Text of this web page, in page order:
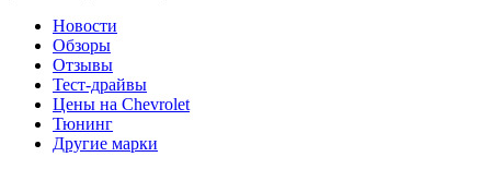
Новости
Обзоры
Отзывы
Тест-драйвы
Цены на Chevrolet
Тюнинг
Другие марки